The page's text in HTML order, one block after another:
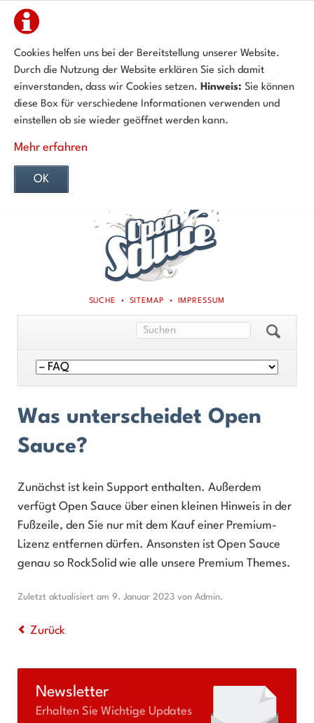
Cookies helfen uns bei der Bereitstellung unserer Website.
Durch die Nutzung der Website erklären Sie sich damit
einverstanden, dass wir Cookies setzen. Hinweis: Sie können
diese Box für verschiedene Informationen verwenden und
einstellen ob sie wieder geöffnet werden kann.
Mehr erfahren
OK
NAVIGATION
SUCHE SITEMAP IMPRESSUM
Navigation
überspringen
Was unterscheidet Open
Sauce?
Zunächst ist kein Support enthalten. Außerdem
verfügt Open Sauce über einen kleinen Hinweis in der
Fußzeile, den Sie nur mit dem Kauf einer Premium-
Lizenz entfernen dürfen. Ansonsten ist Open Sauce
genau so RockSolid wie alle unsere Premium Themes.
Zuletzt aktualisiert am 9. Januar 2023 von Admin.
Zurück
Newsletter
Erhalten Sie Wichtige Updates